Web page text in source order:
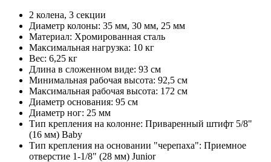
2 колена, 3 секции
Диаметр колоны: 35 мм, 30 мм, 25 мм
Материал: Хромированная сталь
Максимальная нагрузка: 10 кг
Вес: 6,25 кг
Длина в сложенном виде: 93 см
Минимальная рабочая высота: 92,5 см
Максимальная рабочая высота: 172 см
Диаметр основания: 95 см
Диаметр ног: 25 мм
Тип крепления на колонне: Приваренный штифт 5/8"
(16 мм) Baby
Тип крепления на основании "черепаха": Приемное
отверстие 1-1/8" (28 мм) Junior